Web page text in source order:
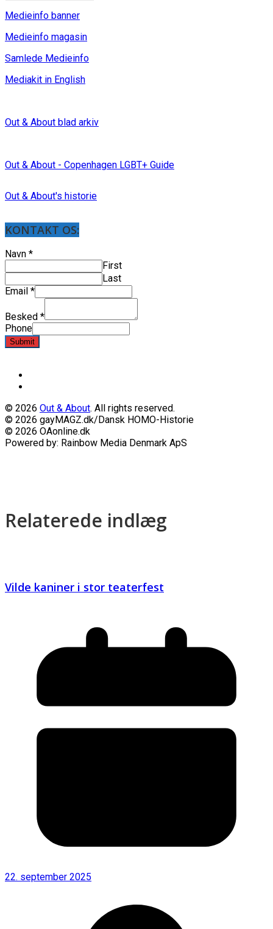
Medieinfo banner
Medieinfo magasin
Samlede Medieinfo
Mediakit in English
Out & About blad arkiv
Out & About - Copenhagen LGBT+ Guide
Out & About's historie
KONTAKT OS:
Navn *
First
Last
Email *
Besked *
Phone
Submit
© 2026 Out & About. All rights reserved.
© 2026 gayMAGZ.dk/Dansk HOMO-Historie
© 2026 OAonline.dk
Powered by: Rainbow Media Denmark ApS
Relaterede indlæg
Vilde kaniner i stor teaterfest
22. september 2025